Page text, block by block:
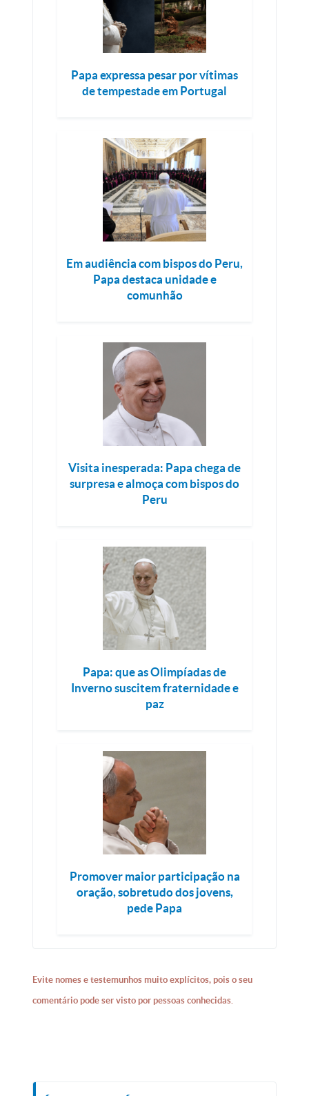
Papa expressa pesar por vítimas
de tempestade em Portugal
Em audiência com bispos do Peru,
Papa destaca unidade e
comunhão
Visita inesperada: Papa chega de
surpresa e almoça com bispos do
Peru
Papa: que as Olimpíadas de
Inverno suscitem fraternidade e
paz
Promover maior participação na
oração, sobretudo dos jovens,
pede Papa
Evite nomes e testemunhos muito explícitos, pois o seu
comentário pode ser visto por pessoas conhecidas.